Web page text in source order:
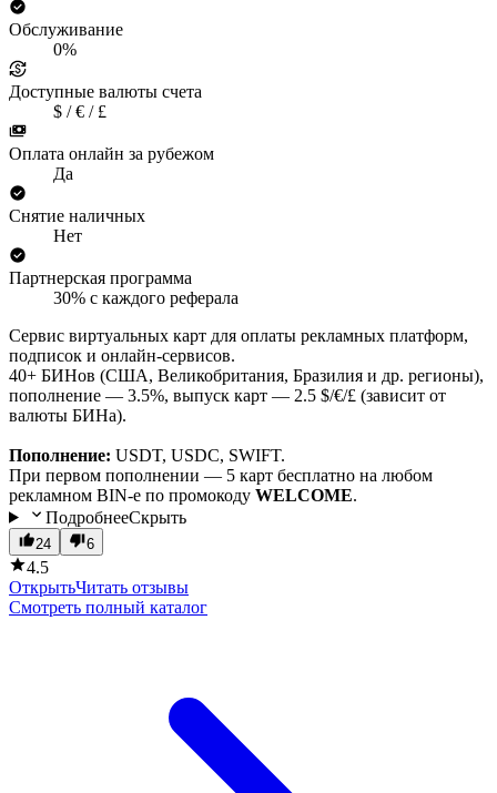
Обслуживание
0%
Доступные валюты счета
$ / € / £
Оплата онлайн за рубежом
Да
Снятие наличных
Нет
Партнерская программа
30% с каждого реферала
Сервис виртуальных карт для оплаты рекламных платформ,
подписок и онлайн-сервисов.
40+ БИНов (США, Великобритания, Бразилия и др. регионы),
пополнение — 3.5%, выпуск карт — 2.5 $/€/£ (зависит от
валюты БИНа).
Пополнение: USDT, USDC, SWIFT.
При первом пополнении — 5 карт бесплатно на любом
рекламном BIN-е по промокоду WELCOME.
ПодробнееСкрыть
24 6
4.5
ОткрытьЧитать отзывы
Смотреть полный каталог